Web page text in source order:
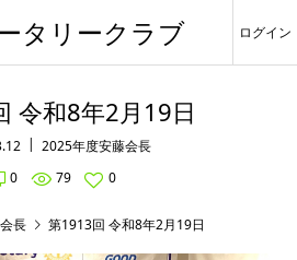
タリークラブ ログイン
令和8年2月19日
2025年度安藤会長
0
79 0
長 第1913回 令和8年2月19日